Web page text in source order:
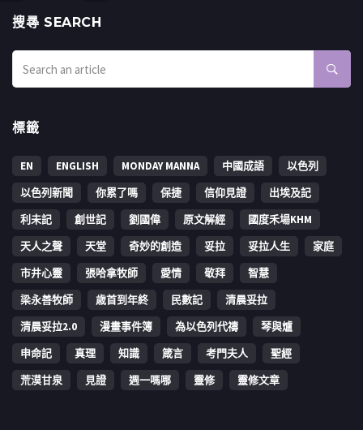
搜㝷 SEARCH
標籤
EN ENGLISH MONDAY MANNA 中國成語
以色列
以色列新聞
你累了嗎 保捷 信仰見證
出埃及記
利未記
創世記 劉國偉 原文解經
國度禾場KHM
天人之聲
天堂 奇妙的創造 妥拉 妥拉人生
家庭
市井心靈
張哈拿牧師 愛情 敬拜
智慧
梁永善牧師
歳首到年終 民數記
清晨妥拉
清晨妥拉2.0
漫畫事件簿 為以色列代禱
琴與爐
申命記
真理 知識 箴言 考門夫人
聖經
荒漠甘泉
見證 週一嗎哪 靈修 靈修文章